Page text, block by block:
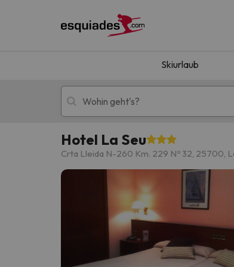
Skiurlaub
Skiurlaub Berghotels
Oops, wir haben keine Ergebnisse
Hotel La Seu
Crta Lleida N-260 Km. 229 Nº 32, 25700,